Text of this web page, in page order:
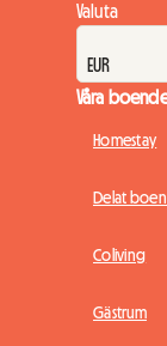
Valuta
Våra
Homestay
Delat
Coliving
Gästrum